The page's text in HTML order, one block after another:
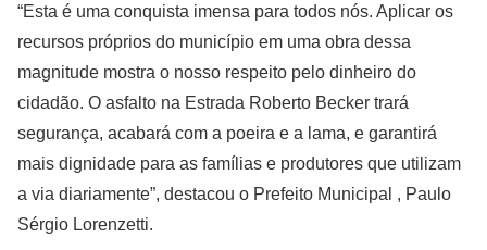
“Esta é uma conquista imensa para todos nós. Aplicar os
recursos próprios do município em uma obra dessa
magnitude mostra o nosso respeito pelo dinheiro do
cidadão. O asfalto na Estrada Roberto Becker trará
segurança, acabará com a poeira e a lama, e garantirá
mais dignidade para as famílias e produtores que utilizam
a via diariamente”, destacou o Prefeito Municipal , Paulo
Sérgio Lorenzetti.